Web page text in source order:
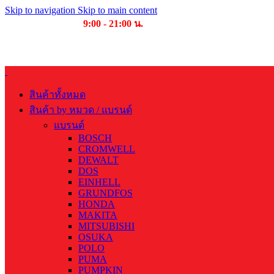
Skip to navigation Skip to main content
9:00 - 21:00 น.
สินค้าทั้งหมด
สินค้า by หมวด / แบรนด์
แบรนด์
BOSCH
CROMWELL
DEWALT
DOS
EINHELL
GRUNDFOS
HONDA
MAKITA
MITSUBISHI
OSUKA
POLO
PUMA
PUMPKIN